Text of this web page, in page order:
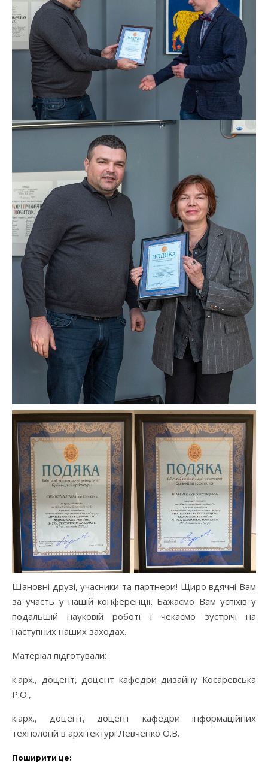
Шановні друзі, учасники та партнери! Щиро вдячні Вам
за участь у нашій конференції. Бажаємо Вам успіхів у
подальшій науковій роботі і чекаємо зустрічі на
наступних наших заходах.
Матеріал підготували:
к.арх., доцент, доцент кафедри дизайну Косаревська
Р.О.,
к.арх., доцент, доцент кафедри інформаційних
технологій в архітектурі Левченко О.В.
Поширити це: